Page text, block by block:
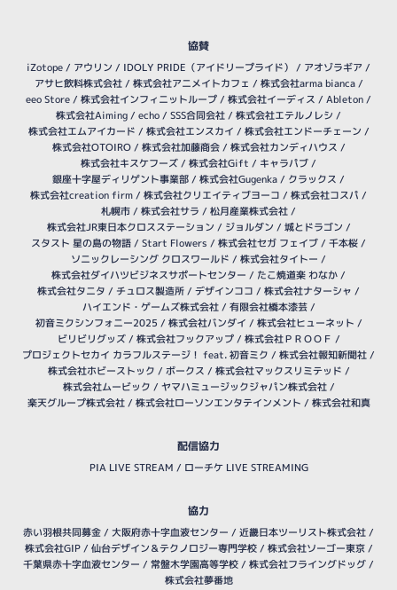
協賛
iZotope/ アウリン / IDOLY PRIDE（アイドリープライド） / アオゾラギア /
アサヒ飲料株式会社/ 株式会社アニメイトカフェ / 株式会社arma bianca/
eeo Store/ 株式会社インフィニットループ/ 株式会社イーディス / Ableton/
株式会社Aiming/ echo/ SSS合同会社/ 株式会社エテルノレシ /
株式会社エムアイカード / 株式会社エンスカイ / 株式会社エンドーチェーン /
株式会社OTOIRO/ 株式会社加藤商会/ 株式会社カンディハウス /
株式会社キスケフーズ/ 株式会社Gift / キャラパブ/
銀座十字屋ディリゲント事業部/ 株式会社Gugenka/ クラックス /
株式会社creation firm/ 株式会社クリエイティブヨーコ / 株式会社コスパ /
札幌市/ 株式会社サラ / 松月産業株式会社/
株式会社JR東日本クロスステーション / ジョルダン / 城とドラゴン /
スタスト 星の島の物語/ Start Flowers / 株式会社セガ フェイブ/ 千本桜/
ソニックレーシング クロスワールド / 株式会社タイトー /
株式会社ダイハツビジネスサポートセンター / たこ焼道楽 わなか/
株式会社タニタ / チュロス製造所/ デザインココ / 株式会社ナターシャ /
ハイエンド・ゲームズ株式会社/ 有限会社橋本漆芸/
初音ミクシンフォニー2025 / 株式会社バンダイ / 株式会社ヒューネット /
ビリビリグッズ/ 株式会社フックアップ/ 株式会社ＰＲＯＯＦ /
プロジェクトセカイ カラフルステージ！ feat. 初音ミク / 株式会社報知新聞社/
株式会社ホビーストック / ボークス / 株式会社マックスリミテッド /
株式会社ムービック / ヤマハミュージックジャパン株式会社/
楽天グループ株式会社/ 株式会社ローソンエンタテインメント / 株式会社和真
配信協力
PIA LIVE STREAM / ローチケ LIVE STREAMING
協力
赤い羽根共同募金 / 大阪府赤十字血液センター / 近畿日本ツーリスト株式会社/
株式会社GIP/ 仙台デザイン＆テクノロジー専門学校/ 株式会社ソーゴー東京/
千葉県赤十字血液センター / 常盤木学園高等学校/ 株式会社フライングドッグ/
株式会社夢番地